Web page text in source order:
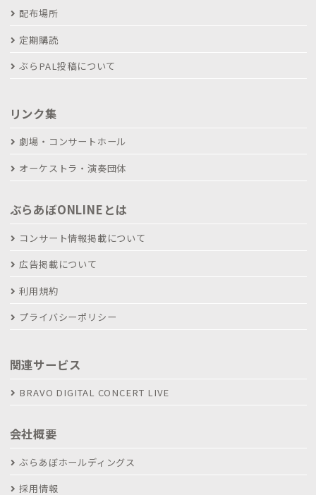
配布場所
定期購読
ぶらPAL投稿について
リンク集
劇場・コンサートホール
オーケストラ・演奏団体
ぶらあぼONLINEとは
コンサート情報掲載について
広告掲載について
利用規約
プライバシーポリシー
関連サービス
BRAVO DIGITAL CONCERT LIVE
会社概要
ぶらあぼホールディングス
採用情報